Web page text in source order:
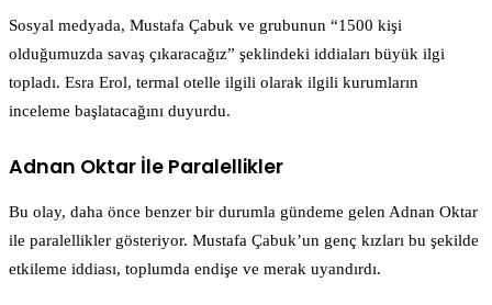
Sosyal medyada, Mustafa Çabuk ve grubunun “1500 kişi
olduğumuzda savaş çıkaracağız” şeklindeki iddiaları büyük ilgi
topladı. Esra Erol, termal otelle ilgili olarak ilgili kurumların
inceleme başlatacağını duyurdu.
Adnan Oktar İle Paralellikler
Bu olay, daha önce benzer bir durumla gündeme gelen Adnan Oktar
ile paralellikler gösteriyor. Mustafa Çabuk’un genç kızları bu şekilde
etkileme iddiası, toplumda endişe ve merak uyandırdı.